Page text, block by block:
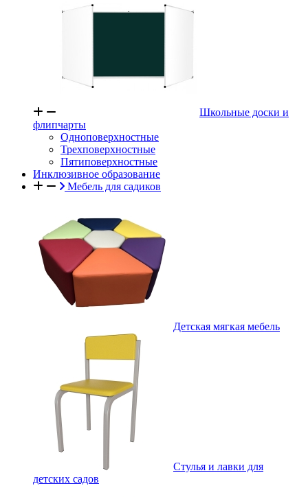
Школьные доски и
флипчарты
Одноповерхностные
Трехповерхностные
Пятиповерхностные
Инклюзивное образование
Мебель для садиков
Детская мягкая мебель
Стулья и лавки для
детских садов